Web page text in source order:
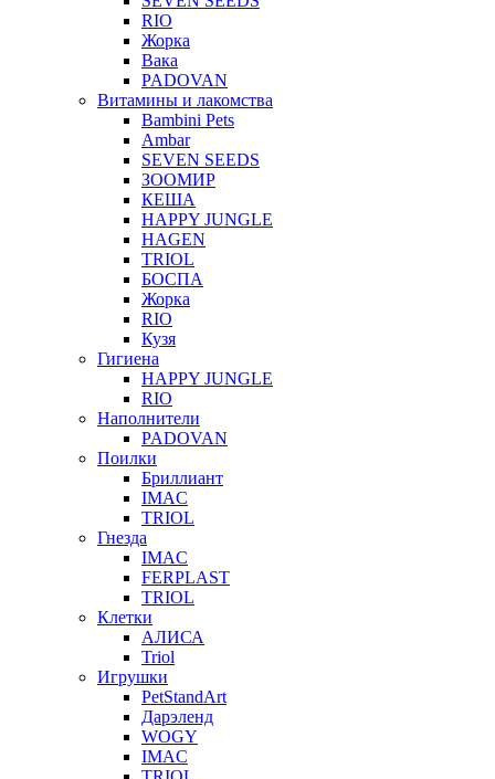
RIO
Жорка
Вака
PADOVAN
Витамины и лакомства
Bambini Pets
Ambar
SEVEN SEEDS
ЗООМИР
КЕША
HAPPY JUNGLE
HAGEN
TRIOL
БОСПА
Жорка
RIO
Кузя
Гигиена
HAPPY JUNGLE
RIO
Наполнители
PADOVAN
Поилки
Бриллиант
IMAC
TRIOL
Гнезда
IMAC
FERPLAST
TRIOL
Клетки
АЛИСА
Triol
Игрушки
PetStandArt
Дарэленд
WOGY
IMAC